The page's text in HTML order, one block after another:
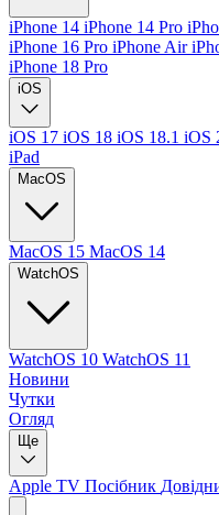
iPhone 14 iPhone 14 Pro
iPhone 16 Pro iPhone Air
iPhone 18 Pro
iOS
iOS 17 iOS 18 iOS 18.1 iOS
iPad
MacOS
MacOS 15 MacOS 14
WatchOS
WatchOS 10 WatchOS 11
Новини
Чутки
Огляд
Ще
Apple TV Посібник